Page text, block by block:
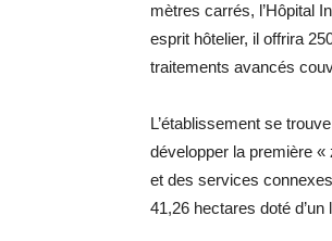
mètres carrés, l’Hôpital
esprit hôtelier, il offrira
traitements avancés
L’établissement se
développer la première
et des services
41,26 hectares doté